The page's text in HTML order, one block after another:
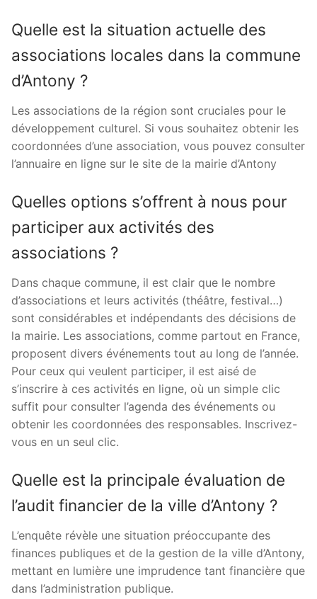
Quelle est la situation actuelle des
associations locales dans la commune
d’Antony ?
Les associations de la région sont cruciales pour le
développement culturel. Si vous souhaitez obtenir les
coordonnées d’une association, vous pouvez consulter
l’annuaire en ligne sur le site de la mairie d’Antony
Quelles options s’offrent à nous pour
participer aux activités des
associations ?
Dans chaque commune, il est clair que le nombre
d’associations et leurs activités (théâtre, festival…)
sont considérables et indépendants des décisions de
la mairie. Les associations, comme partout en France,
proposent divers événements tout au long de l’année.
Pour ceux qui veulent participer, il est aisé de
s’inscrire à ces activités en ligne, où un simple clic
suffit pour consulter l’agenda des événements ou
obtenir les coordonnées des responsables. Inscrivez-
vous en un seul clic.
Quelle est la principale évaluation de
l’audit financier de la ville d’Antony ?
L’enquête révèle une situation préoccupante des
finances publiques et de la gestion de la ville d’Antony,
mettant en lumière une imprudence tant financière que
dans l’administration publique.